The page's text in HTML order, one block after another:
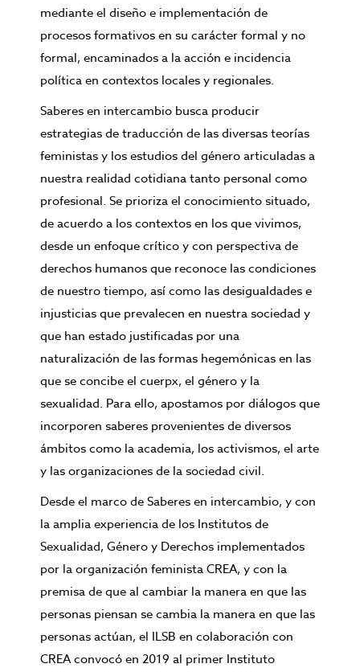
mediante el diseño e implementación de
procesos formativos en su carácter formal y no
formal, encaminados a la acción e incidencia
política en contextos locales y regionales.
Saberes en intercambio busca producir
estrategias de traducción de las diversas teorías
feministas y los estudios del género articuladas a
nuestra realidad cotidiana tanto personal como
profesional. Se prioriza el conocimiento situado,
de acuerdo a los contextos en los que vivimos,
desde un enfoque crítico y con perspectiva de
derechos humanos que reconoce las condiciones
de nuestro tiempo, así como las desigualdades e
injusticias que prevalecen en nuestra sociedad y
que han estado justificadas por una
naturalización de las formas hegemónicas en las
que se concibe el cuerpx, el género y la
sexualidad. Para ello, apostamos por diálogos que
incorporen saberes provenientes de diversos
ámbitos como la academia, los activismos, el arte
y las organizaciones de la sociedad civil.
Desde el marco de Saberes en intercambio, y con
la amplia experiencia de los Institutos de
Sexualidad, Género y Derechos implementados
por la organización feminista CREA, y con la
premisa de que al cambiar la manera en que las
personas piensan se cambia la manera en que las
personas actúan, el ILSB en colaboración con
CREA convocó en 2019 al primer Instituto